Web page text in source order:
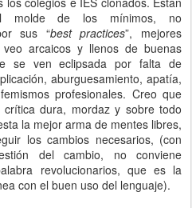
molde de los mínimos, no
sus “best practices”, mejores
veo arcaicos y llenos de buenas
se ven eclipsada por falta de
aburguesamiento, apatía,
profesionales. Creo que
dura, mordaz y sobre todo
la mejor arma de mentes libres,
los cambios necesarios, (con
del cambio, no conviene
revolucionarios, que es la
con el buen uso del lenguaje).